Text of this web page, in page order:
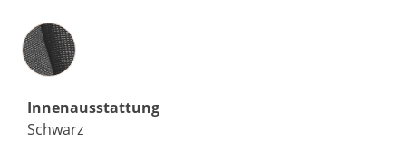
Innenausstattung
Innenausstattung
Schwarz